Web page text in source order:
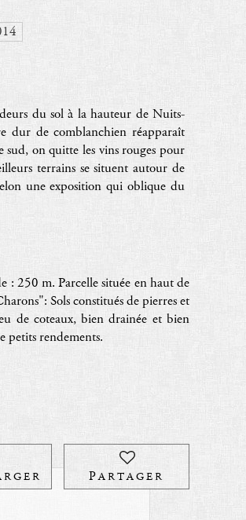
du sol à la hauteur de Nuits-
dur de comblanchien réapparaît
sud, on quitte les vins rouges pour
terrains se situent autour de
une exposition qui oblique du
: 250 m. Parcelle située en haut de
Sols constitués de pierres et
de coteaux, bien drainée et bien
petits rendements.
PARTAGER